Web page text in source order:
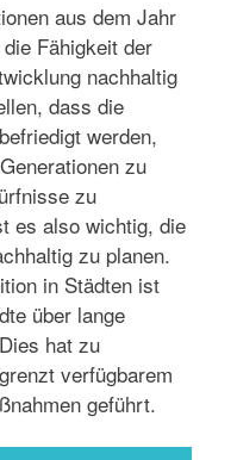
aus dem Jahr
Fähigkeit der
nachhaltig
dass die
werden,
zu
zu
es also wichtig, die
zu planen.
in Städten ist
über lange
hat zu
verfügbarem
geführt.